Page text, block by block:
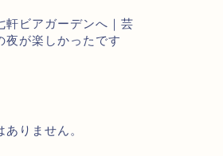
軒ビアガーデンへ｜芸
夜が楽しかったです
りません。